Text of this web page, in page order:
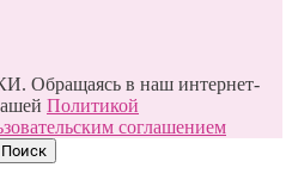
Обращаясь в наш интернет-
Политикой
соглашением
Поиск